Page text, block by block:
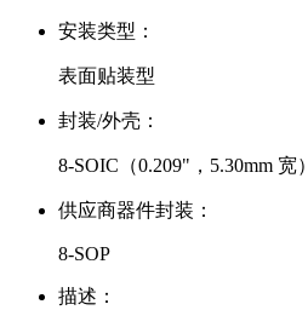
安装类型：
表面贴装型
封装/外壳：
8-SOIC（0.209"，5.30mm 宽）
供应商器件封装：
8-SOP
描述：